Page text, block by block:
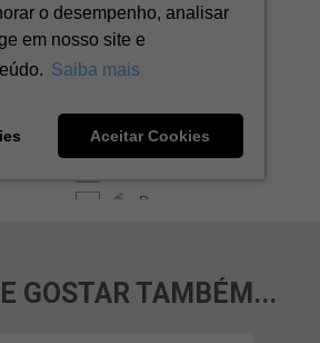
GOSTAR TAMBÉM...